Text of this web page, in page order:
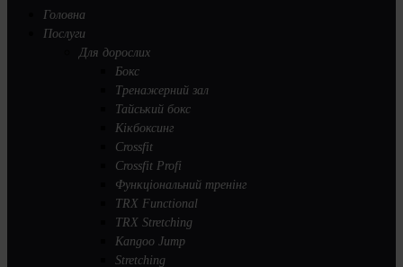
Головна
Послуги
Для дорослих
Бокс
Тренажерний зал
Тайський бокс
Кікбоксинг
Crossfit
Crossfit Profi
Функціональний тренінг
TRX Functional
TRX Stretching
Kangoo Jump
Stretching